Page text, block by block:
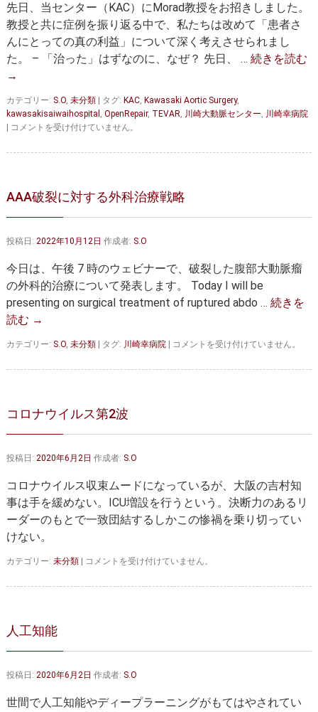
チ
ー
ム
先日、当センター（KAC）にMorad教授をお招きしました。
教授と共に症例を振り返る中で、私たちは改めて「患者さ
んにとっての真の利益」について深く考えさせられまし
た。 – 「治った」はずなのに、なぜ？ 先日、 … 続きを読む
→
カテゴリー: S.O, 未分類 タグ: KAC, Kawasaki Aortic Surgery,
kawasakisaiwaihospital , OpenRepair, TEVAR, 川崎大動脈センター, 川崎幸病院
大
脈
の
治
療
求
ら
れ
る
の
は、
過
で
い
『持
続
だ
Morad
教
授
迎
て
コメントを受け付けていません。
AAA破裂に対する外科治療戦略
投稿日: 2022年10月12日 作成者: S.O
今日は、午後 7 時のウェビナーで、破裂した腹部大動脈瘤
の外科的治療について発表します。 Today I will be
presenting on surgical treatment of ruptured abdo … 続きを
読む →
カテゴリー: S.O, 未分類 タグ: 川崎幸病院
AAA
裂
外
戦
略
は
コメントを受け付けていません。
コロナウイルス第2波
投稿日: 2020年6月2日 作成者: S.O
コロナウイルス収束ムードになっているが、大阪の吉村知
事は手を緩めない。ICU増設を行うという。決断力のあるリ
ーダーのもとで一致団結するしかこの惨禍を乗り切ってい
けない。
カテゴリー: 未分類
コ
ナ
第
波
コメントを受け付けていません。
人工知能
投稿日: 2020年6月2日 作成者: S.O
世間で人工知能やディープラーニングがもてはやされてい